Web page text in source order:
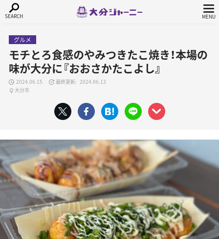
グルメ
モチとろ食感のやみつきたこ焼き！本場の
味が大分に『おおさかたこよし』
2024.06.15
2024.06.13
大分市